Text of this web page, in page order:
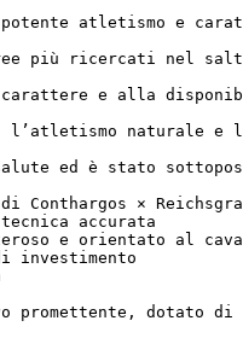
atletismo e
più ricercati nel
carattere e alla
naturale e
ed è stato
Conthargos ×
accurata
e orientato al
investimento
promettente,